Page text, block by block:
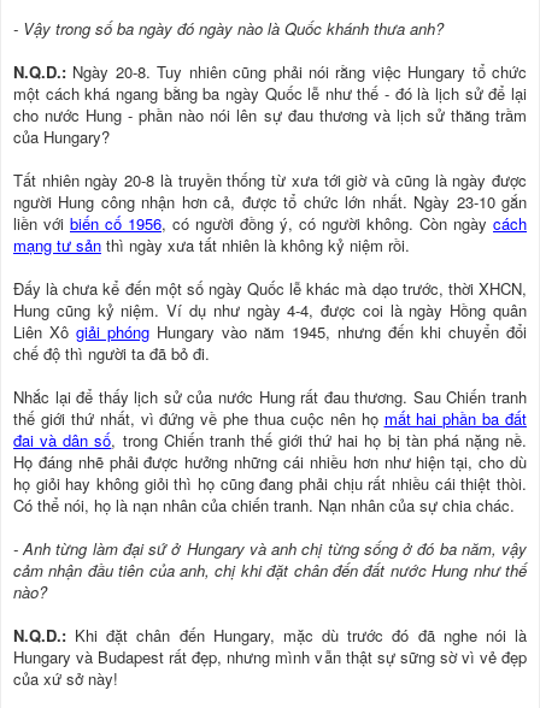
- Vậy trong số ba ngày đó ngày nào là Quốc khánh thưa anh?
N.Q.D.: Ngày 20-8. Tuy nhiên cũng phải nói rằng việc Hungary tổ chức
một cách khá ngang bằng ba ngày Quốc lễ như thế - đó là lịch sử để lại
cho nước Hung - phần nào nói lên sự đau thương và lịch sử thăng trầm
của Hungary?
Tất nhiên ngày 20-8 là truyền thống từ xưa tới giờ và cũng là ngày được
người Hung công nhận hơn cả, được tổ chức lớn nhất. Ngày 23-10 gắn
liền với biến cố 1956, có người đồng ý, có người không. Còn ngày cách
mạng tư sản thì ngày xưa tất nhiên là không kỷ niệm rồi.
Đấy là chưa kể đến một số ngày Quốc lễ khác mà dạo trước, thời XHCN,
Hung cũng kỷ niệm. Ví dụ như ngày 4-4, được coi là ngày Hồng quân
Liên Xô giải phóng Hungary vào năm 1945, nhưng đến khi chuyển đổi
chế độ thì người ta đã bỏ đi.
Nhắc lại để thấy lịch sử của nước Hung rất đau thương. Sau Chiến tranh
thế giới thứ nhất, vì đứng về phe thua cuộc nên họ mất hai phần ba đất
đai và dân số, trong Chiến tranh thế giới thứ hai họ bị tàn phá nặng nề.
Họ đáng nhẽ phải được hưởng những cái nhiều hơn như hiện tại, cho dù
họ giỏi hay không giỏi thì họ cũng đang phải chịu rất nhiều cái thiệt thòi.
Có thể nói, họ là nạn nhân của chiến tranh. Nạn nhân của sự chia chác.
- Anh từng làm đại sứ ở Hungary và anh chị từng sống ở đó ba năm, vậy
cảm nhận đầu tiên của anh, chị khi đặt chân đến đất nước Hung như thế
nào?
N.Q.D.: Khi đặt chân đến Hungary, mặc dù trước đó đã nghe nói là
Hungary và Budapest rất đẹp, nhưng mình vẫn thật sự sững sờ vì vẻ đẹp
của xứ sở này!